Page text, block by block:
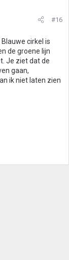
#16
cirkel is
de groene lijn
Je ziet dat de
gaan,
ik niet laten zien